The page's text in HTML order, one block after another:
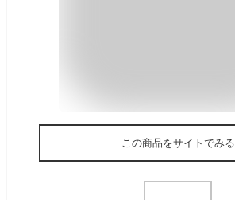
この商品をサイトでみる